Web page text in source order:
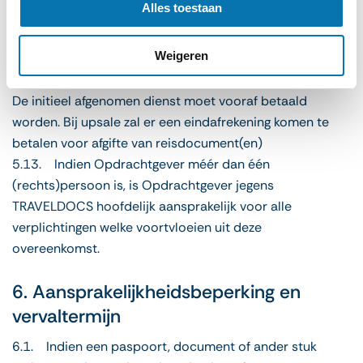
Alles toestaan
Weigeren
het visum / de legalisatie door TRAVELDOCS aan
opdrachtgever zonder opschorting en/of verrekening.
Opdrachtgever heeft geen recht op opschorting en kan
eventuele vorderingen op TRAVELDOCS niet verrekenen.
De initieel afgenomen dienst moet vooraf betaald
worden. Bij upsale zal er een eindafrekening komen te
betalen voor afgifte van reisdocument(en)
5.13. Indien Opdrachtgever méér dan één
(rechts)persoon is, is Opdrachtgever jegens
TRAVELDOCS hoofdelijk aansprakelijk voor alle
verplichtingen welke voortvloeien uit deze
overeenkomst.
6. Aansprakelijkheidsbeperking en
vervaltermijn
6.1. Indien een paspoort, document of ander stuk